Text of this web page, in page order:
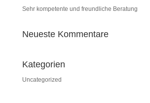
Sehr kompetente und freundliche Beratung
Neueste Kommentare
Kategorien
Uncategorized